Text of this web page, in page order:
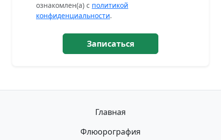
ознакомлен(а) с политикой
конфиденциальности.
Записаться
Главная
Флюорография